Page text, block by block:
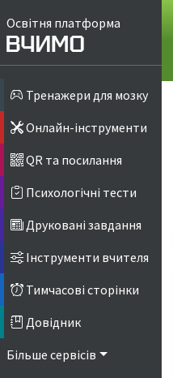
Освітня платформа
Тренажери для мозку
Онлайн-інструменти
QR та посилання
Психологічні тести
Друковані завдання
Інструменти вчителя
Тимчасові сторінки
Довідник
Більше сервісів